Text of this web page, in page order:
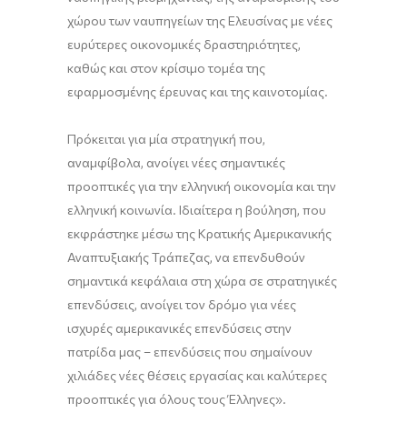
χώρου των ναυπηγείων της Ελευσίνας με νέες
ευρύτερες οικονομικές δραστηριότητες,
καθώς και στον κρίσιμο τομέα της
εφαρμοσμένης έρευνας και της καινοτομίας.
Πρόκειται για μία στρατηγική που,
αναμφίβολα, ανοίγει νέες σημαντικές
προοπτικές για την ελληνική οικονομία και την
ελληνική κοινωνία. Ιδιαίτερα η βούληση, που
εκφράστηκε μέσω της Κρατικής Αμερικανικής
Αναπτυξιακής Τράπεζας, να επενδυθούν
σημαντικά κεφάλαια στη χώρα σε στρατηγικές
επενδύσεις, ανοίγει τον δρόμο για νέες
ισχυρές αμερικανικές επενδύσεις στην
πατρίδα μας – επενδύσεις που σημαίνουν
χιλιάδες νέες θέσεις εργασίας και καλύτερες
προοπτικές για όλους τους Έλληνες».